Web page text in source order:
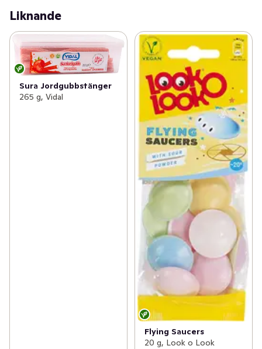
Liknande
Sura Jordgubbstänger
265 g, Vidal
Flying Saucers
20 g, Look o Look